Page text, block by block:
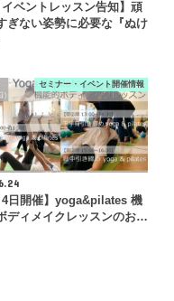
イベントレッスン告知】頑
ぎない姿勢に必要な『ぬけ
セミナー・イベント開催情報
4日開催】yoga&pilates 機
ディメイクレッスンのお…